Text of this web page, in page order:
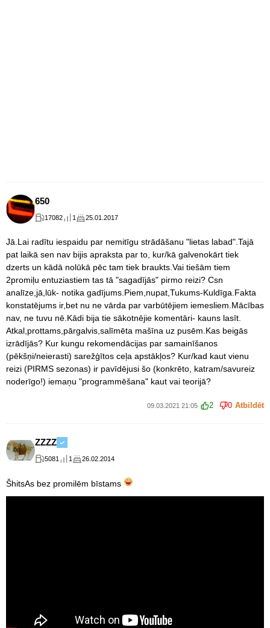
650
17082 1 25.01.2017
Jā.Lai radītu iespaidu par nemitīgu strādāšanu "lietas labad".Tajā
pat laikā sen nav bijis apraksta par to, kur/kā galvenokārt tiek
dzerts un kādā nolūkā pēc tam tiek braukts.Vai tiešām tiem
2promiļu entuziastiem tas tā "sagadījās" pirmo reizi? Csn
analīze,jā,lūk- notika gadījums.Piem,nupat,Tukums-Kuldīga.Fakta
konstatējums ir,bet nu ne vārda par varbūtējiem iemesliem.Mācības
nav, ne tuvu nē.Kādi bija tie sākotnējie komentāri- kauns lasīt.
Atkal,prottams,pārgalvis,salīmēta mašīna uz pusēm.Kas beigās
izrādījās? Kur kungu rekomendācijas par samainīšanos
(pēkšņi/neierasti) sarežģītos ceļa apstākļos? Kur/kad kaut vienu
reizi (PIRMS sezonas) ir pavīdējusi šo (konkrēto, katram/savureiz
noderīgo!) iemaņu "programmēšana" kaut vai teorijā?
09.03.2021 21:05 2 0 Atbildēt
ZZZZ
5081 1 26.02.2014
ŠhitsAs bez promilēm bīstams